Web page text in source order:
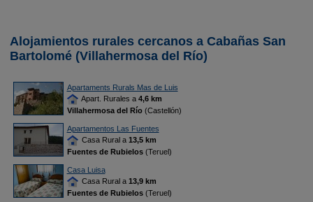
Alojamientos rurales cercanos a Cabañas San
Bartolomé (Villahermosa del Río)
Apartaments Rurals Mas de Luis
Apart. Rurales a 4,6 km
Villahermosa del Río(Castellón)
Apartamentos Las Fuentes
Casa Rural a 13,5 km
Fuentes de Rubielos(Teruel)
Casa Luisa
Casa Rural a 13,9 km
Fuentes de Rubielos(Teruel)